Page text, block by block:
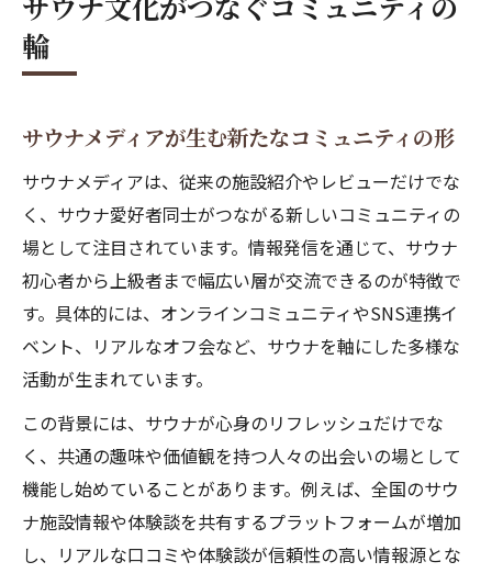
輪
サウナメディアが生む新たなコミュニティの形
サウナメディアは、従来の施設紹介やレビューだけでな
く、サウナ愛好者同士がつながる新しいコミュニティの
場として注目されています。情報発信を通じて、サウナ
初心者から上級者まで幅広い層が交流できるのが特徴で
す。具体的には、オンラインコミュニティやSNS連携イ
ベント、リアルなオフ会など、サウナを軸にした多様な
活動が生まれています。
この背景には、サウナが心身のリフレッシュだけでな
く、共通の趣味や価値観を持つ人々の出会いの場として
機能し始めていることがあります。例えば、全国のサウ
ナ施設情報や体験談を共有するプラットフォームが増加
し、リアルな口コミや体験談が信頼性の高い情報源とな